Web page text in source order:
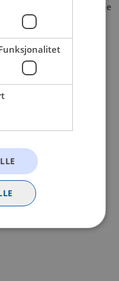
has occurred (see the
information).